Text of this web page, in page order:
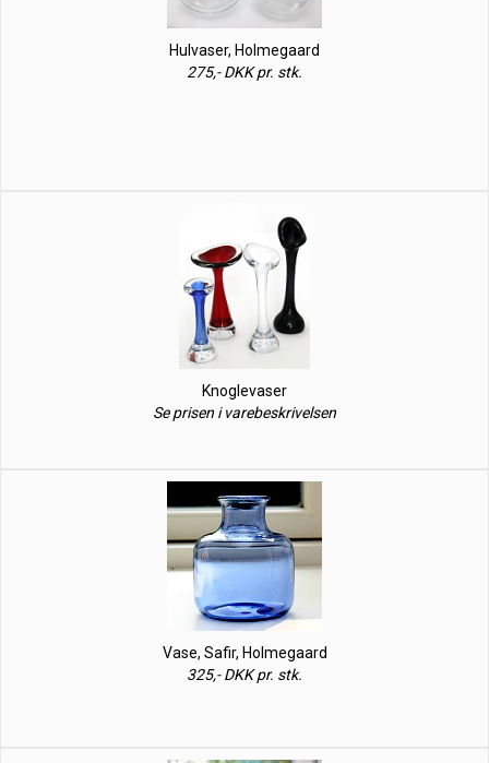
Hulvaser, Holmegaard
275,- DKK pr. stk.
Knoglevaser
Se prisen i varebeskrivelsen
Vase, Safir, Holmegaard
325,- DKK pr. stk.